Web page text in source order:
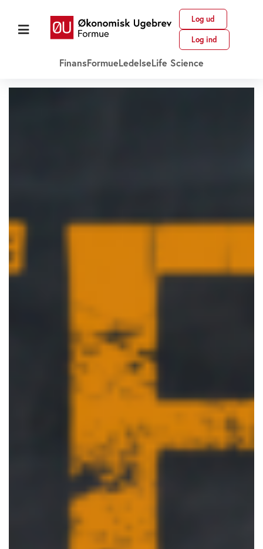
Log ud
Log ind
FinansFormueLedelseLife Science